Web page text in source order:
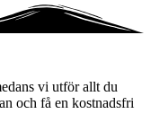
vi utför allt du
och få en kostnadsfri